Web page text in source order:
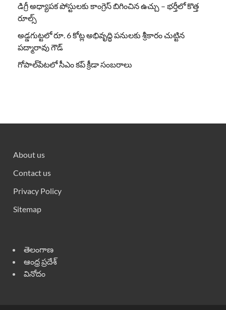
డిగ్రీ అధ్యాపక పోస్టులకు కాంగ్రెస్ బిగించిన ఉచ్చు – భర్తీలో కొత్త
రూల్స్
అడ్డగుట్టలో రూ. 6 కోట్ల అభివృద్ధి పనులకు శ్రీకారం చుట్టిన
పద్మారావు గౌడ్
గోపాల్‌పేటలో సీఎం కప్ క్రీడా సంబరాలు
About us
Contact us
Privacy Policy
Sitemap
తెలంగాణ
ఆంధ్ర ప్రదేశ్
వినోదం